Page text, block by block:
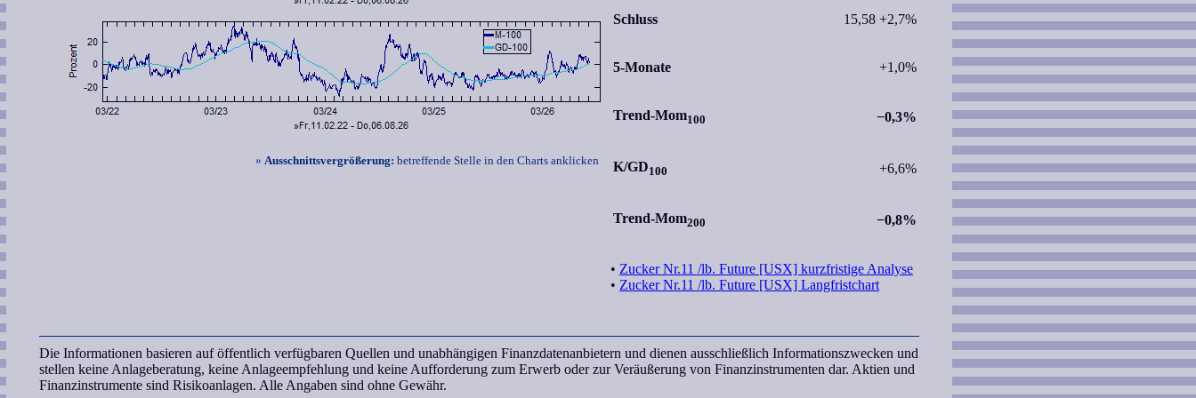
»Ausschnittsvergrößerung: betreffende Stelle in den Charts anklicken
Schluss 15,58 +2,7%
5-Monate +1,0%
Trend-Mom100 −0,3%
K/GD100 +6,6%
Trend-Mom200 −0,8%
• Zucker Nr.11 /lb. Future [USX] kurzfristige Analyse
• Zucker Nr.11 /lb. Future [USX] Langfristchart
Die Informationen basieren auf öffentlich verfügbaren Quellen und unabhängigen Finanzdatenanbietern und dienen ausschließlich Informationszwecken und
stellen keine Anlageberatung, keine Anlageempfehlung und keine Aufforderung zum Erwerb oder zur Veräußerung von Finanzinstrumenten dar. Aktien und
Finanzinstrumente sind Risikoanlagen. Alle Angaben sind ohne Gewähr.